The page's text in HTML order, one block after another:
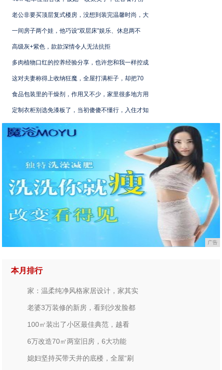
老公非要买顶层复式楼房，没想到装完温馨时尚，大
一间房子两个娃，他巧设“双层床”娱乐、休息两不
高级灰+紫色，款款深情令人无法抗拒
多肉植物口红的控养经验分享，也许您和我一样控成
这对夫妻称得上收纳狂魔，全屋打满柜子，却把70
食品包装里的干燥剂，作用又不少，家里很多地方用
定制衣柜别选免漆板了，当初傻傻不懂行，入住才知
广告
本月排行
家：温柔纯净风格家居设计，家其实
老婆3万装修的新房，看到沙发脸都
100㎡装出了小区最佳典范，越看
6万改造70㎡两室旧房，6大功能
媳妇坚持买带天井的底楼，全屋“刷